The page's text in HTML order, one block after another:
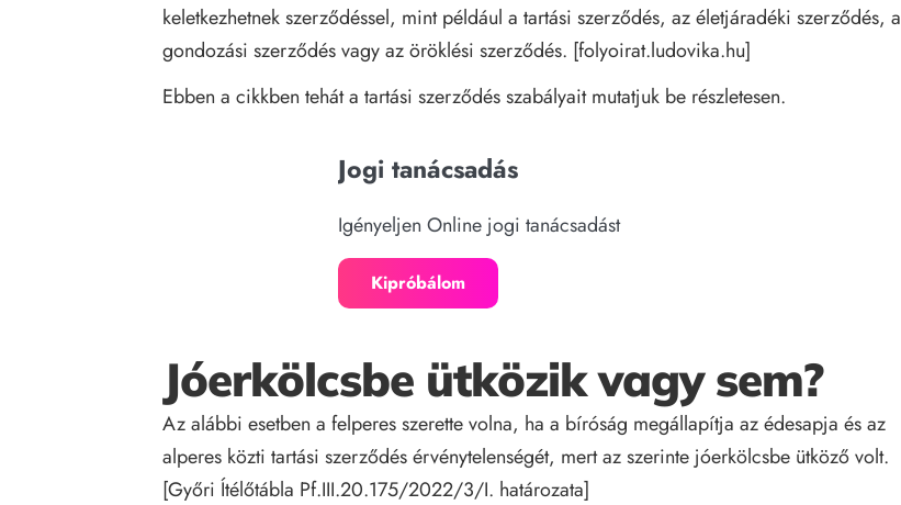
keletkezhetnek szerződéssel, mint például a tartási szerződés, az életjáradéki szerződés, a
gondozási szerződés vagy az öröklési szerződés. [folyoirat.ludovika.hu]
Ebben a cikkben tehát a tartási szerződés szabályait mutatjuk be részletesen.
Jogi tanácsadás
Igényeljen Online jogi tanácsadást
Kipróbálom
Jóerkölcsbe ütközik vagy sem?
Az alábbi esetben a felperes szerette volna, ha a bíróság megállapítja az édesapja és az
alperes közti tartási szerződés érvénytelenségét, mert az szerinte jóerkölcsbe ütköző volt.
[Győri Ítélőtábla Pf.III.20.175/2022/3/I. határozata]